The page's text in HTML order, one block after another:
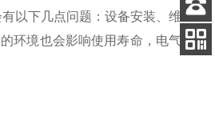
以下几点问题：设备安装、维
环境也会影响使用寿命，电气
客服
电话